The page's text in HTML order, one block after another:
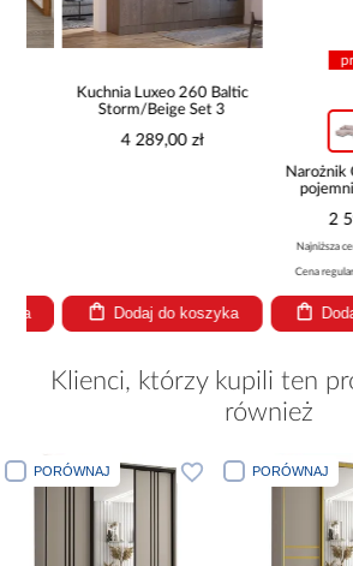
Kuchnia Luxeo 260 Baltic
Storm/Beige Set 3
4 289,00 zł
Dodaj do koszyka
Narożnik
2
Najniższa cena:2
Cena regularna:2
Dodaj
Klienci, którzy kupili ten
również
PORÓWNAJ PORÓWNAJ